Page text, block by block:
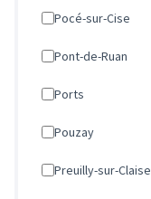
Pocé-sur-Cise
Pont-de-Ruan
Ports
Pouzay
Preuilly-sur-Claise